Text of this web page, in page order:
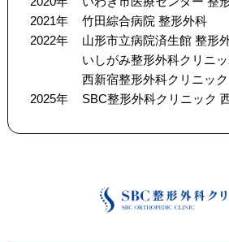
2021年
竹田綜合病院 整形外科
2022年
山形市立病院済生館 整形
いしがみ整形外科クリニッ
西新宿整形外科クリニック
2025年
SBC整形外科クリニック